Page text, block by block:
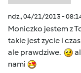
ndz., 04/21/2013 -
Moniczko jestem z
takie jest zycie i
ale prawdziwe.
nami